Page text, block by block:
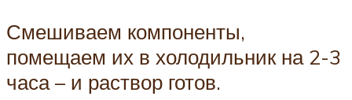
Смешиваем компоненты,
помещаем их в холодильник на 2-3
часа – и раствор готов.